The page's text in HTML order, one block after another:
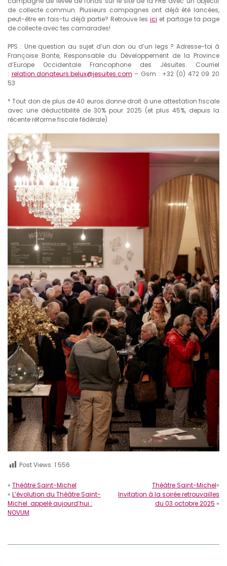
de collecte commun. Plusieurs campagnes ont déjà été lancées,
peut-être en fais-tu déjà partie? Retrouve les ici et partage ta page
de collecte avec tes camarades!
PPS : Une question au sujet d’un don ou d’un legs ? Adresse-toi à
Françoise Bonte, Responsable du Développement de la Province
d’Europe Occidentale Francophone des Jésuites. Courriel
: relation.donateurs.belux@jesuites.com – Gsm : +32 (0) 472 09 20
53
* Tout don de plus de 40 euros donne droit à une attestation fiscale
avec une déductibilité de 30% pour 2025 (et plus 45%, depuis la
récente réforme fiscale fédérale)
Post Views: 1 556
« Théâtre Saint-Michel
« L’évolution du Théâtre Saint-
Michel appelé aujourd’hui :
NOVUM
Théâtre Saint-Michel»
Invitation à la soirée retrouvailles
du 03 octobre 2025 »